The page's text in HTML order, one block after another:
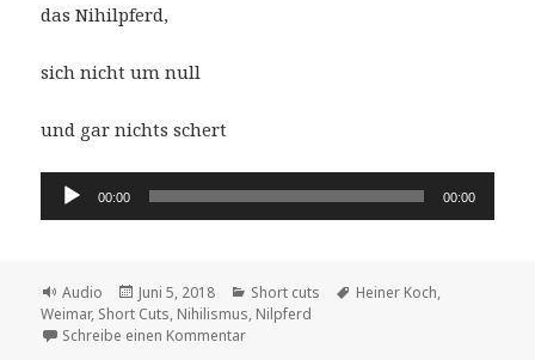
das Nihilpferd,
sich nicht um null
und gar nichts schert
Audio-
00:00 00:00
Format
Audio
Veröffentlicht
am
Juni 5, 2018 Kategorien
Short cuts Schlagwörter
Heiner Koch,
Weimar, Short Cuts, Nihilismus, Nilpferd
Schreibe einen Kommentarzu das Nihilpferd